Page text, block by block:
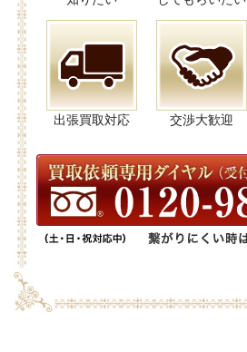
出張買取対応 交渉大歓迎